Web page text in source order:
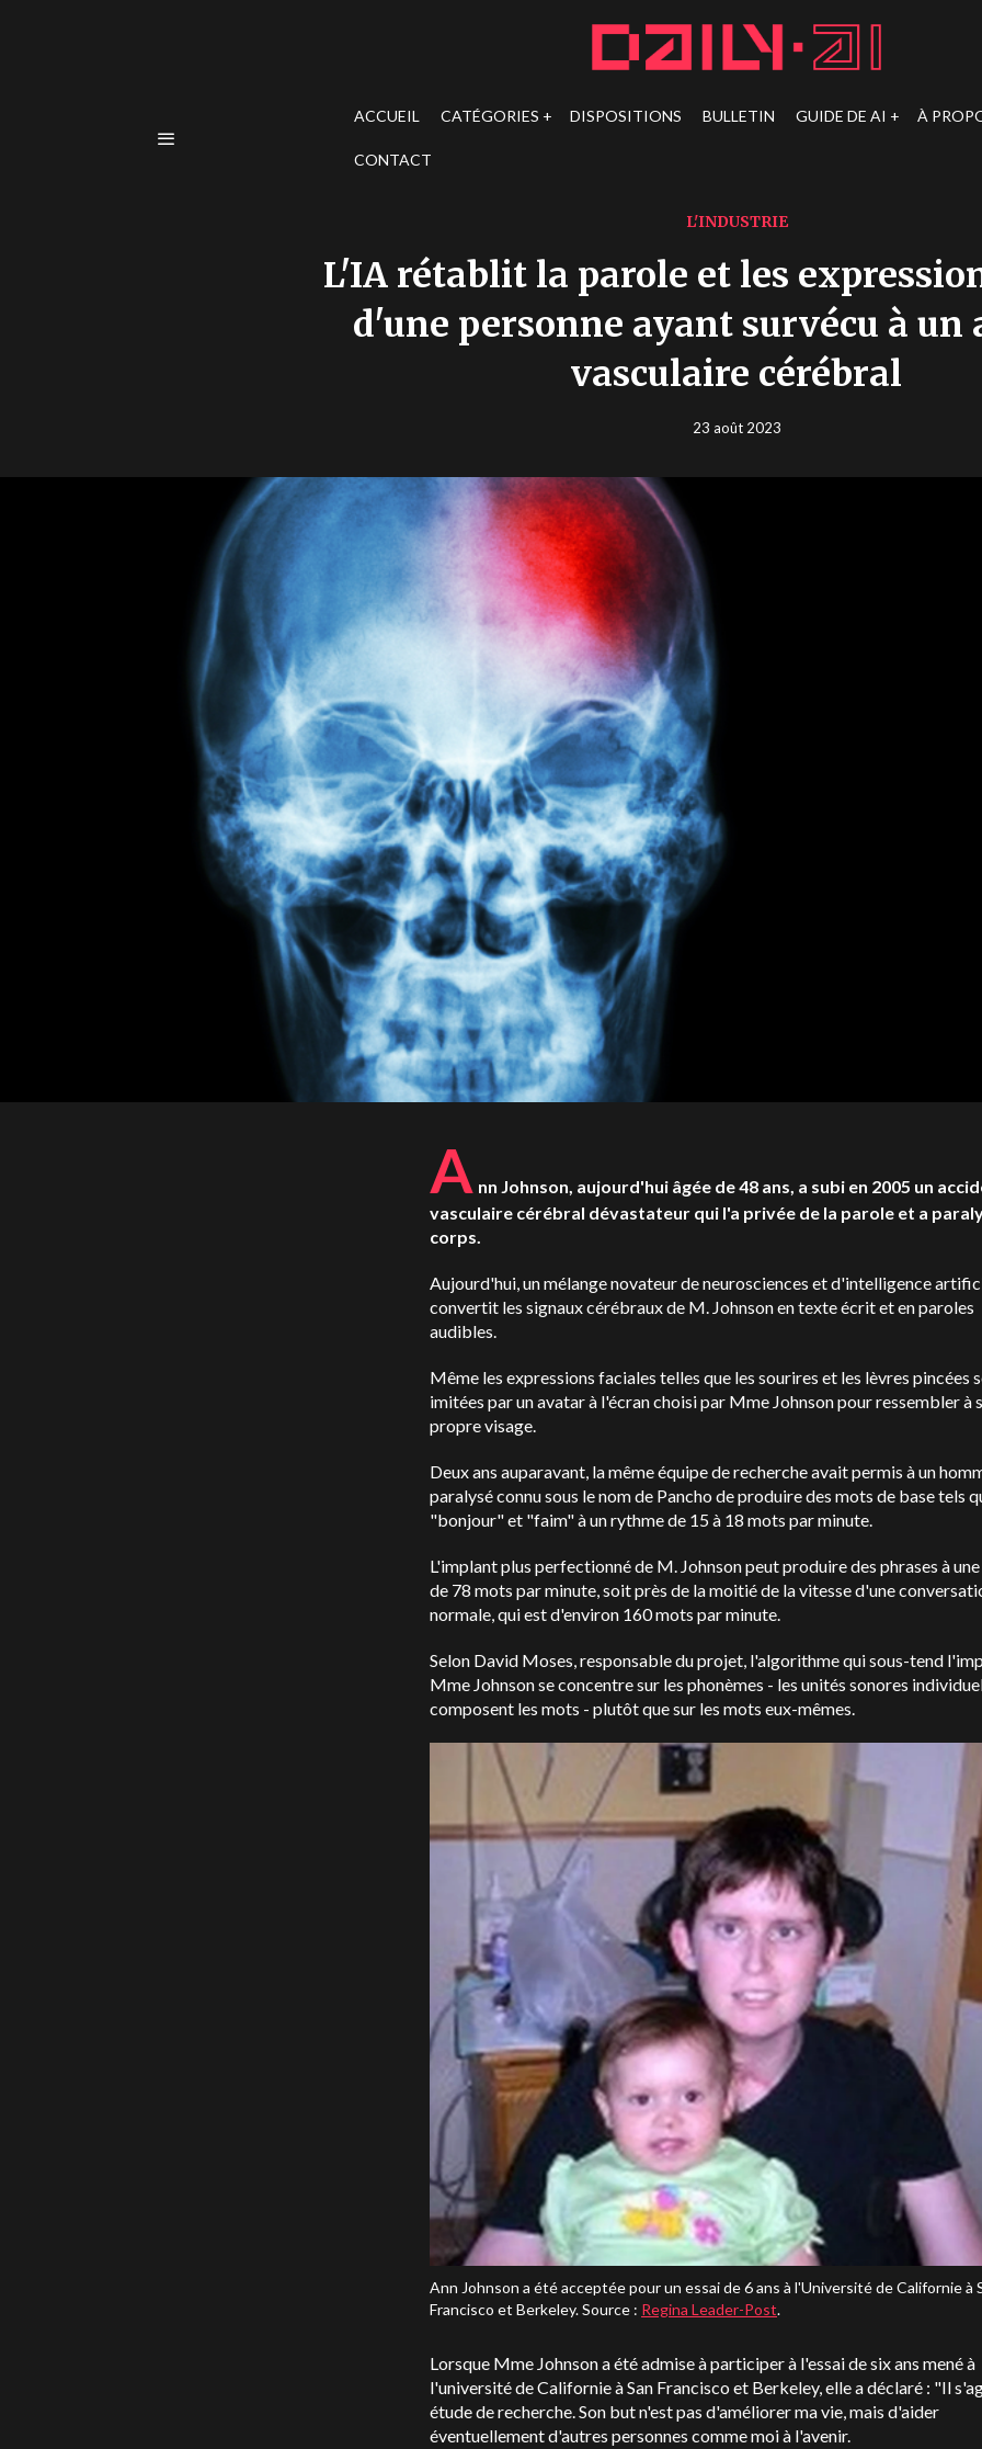
ACCUEIL CATÉGORIES DISPOSITIONS BULLETIN GUIDE DE AI À
CONTACT
L'INDUSTRIE
L'IA rétablit la parole et les
d'une personne ayant survécu à un
vasculaire cérébral
23 août 2023
A nn Johnson, aujourd'hui âgée de 48 ans, a subi en 2005 un
vasculaire cérébral dévastateur qui l'a privée de la parole et a
corps.
Aujourd'hui, un mélange novateur de neurosciences et d'intelligence
convertit les signaux cérébraux de M. Johnson en texte écrit et en paroles
audibles.
Même les expressions faciales telles que les sourires et les lèvres pincées
imitées par un avatar à l'écran choisi par Mme Johnson pour ressembler à
propre visage.
Deux ans auparavant, la même équipe de recherche avait permis à un
paralysé connu sous le nom de Pancho de produire des mots de base tels
"bonjour" et "faim" à un rythme de 15 à 18 mots par minute.
L'implant plus perfectionné de M. Johnson peut produire des phrases à
de 78 mots par minute, soit près de la moitié de la vitesse d'une
normale, qui est d'environ 160 mots par minute.
Selon David Moses, responsable du projet, l'algorithme qui sous-tend
Mme Johnson se concentre sur les phonèmes - les unités sonores
composent les mots - plutôt que sur les mots eux-mêmes.
Ann Johnson a été acceptée pour un essai de 6 ans à l'Université de Californie à
Francisco et Berkeley. Source : Regina Leader-Post.
Lorsque Mme Johnson a été admise à participer à l'essai de six ans mené à
l'université de Californie à San Francisco et Berkeley, elle a déclaré : "Il
étude de recherche. Son but n'est pas d'améliorer ma vie, mais d'aider
éventuellement d'autres personnes comme moi à l'avenir.